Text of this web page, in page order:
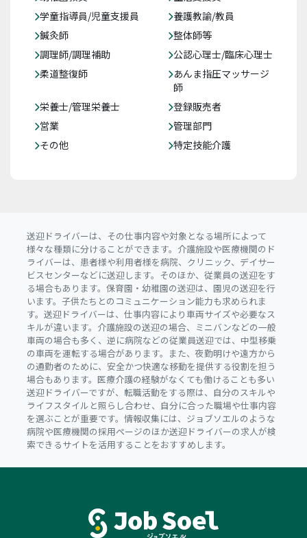
学童指導員/児童支援員
養護教諭/教員
鍼灸師
整体師等
調理師/調理補助
公認心理士/臨床心理士
柔道整復師
あんま指圧マッサージ
師
栄養士/管理栄養士
登録販売者
営業
管理部門
その他
特定技能介護
送迎ドライバーは、その仕事内容や対象となる場所によって
様々な種類に分けることができます。介護施設や医療機関のド
ライバーは、患者様や利用者様を病院、クリニック、デイサー
ビスセンターなどに送迎します。そのほか、従業員の送迎をす
る場合もあります。保育園・幼稚園の送迎は、園児の送迎を行
います。子供たちとのコミュニケーション能力も求められま
す。送迎ドライバーは、仕事内容により車両サイズや必要なス
キルが違います。介護施設の送迎の場合、ミニバンなどの一般
車両の場合も多く、逆に病院などの従業員送迎では、中型移乗
の車両を運転する場合があります。また、夜勤明けや遠方から
の通勤者のために、安全かつ快適な移動を提供する役割を担う
場合もあります。医療介護の経験がなくても働けることも多い
送迎ドライバーですが、転職活動をする際は、自分のスキルや
ライフスタイルと照らし合わせ、自分に合った職場や仕事内容
を選ぶことが重要です。情報収集には、ジョブソエルのような
病院や医療機関の採用ページのほか送迎ドライバーの求人が検
索できるサイトを活用することをおすすめします。